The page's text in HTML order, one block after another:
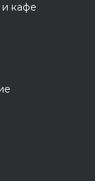
кафе